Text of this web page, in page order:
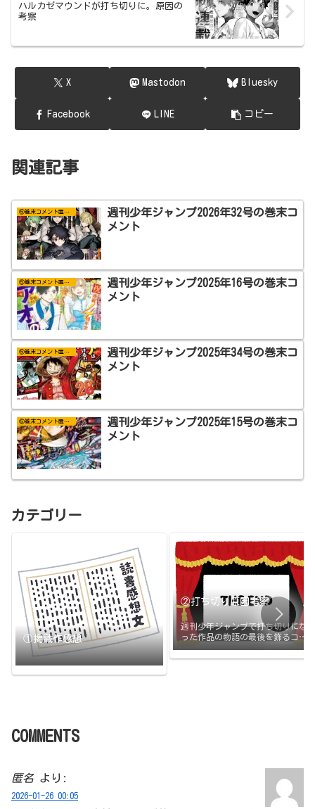
ハルカゼマウンドが打ち切りに。原因の
考察
X Mastodon Bluesky
Facebook LINE コピー
関連記事
⑤巻末コメント置き場
週刊少年ジャンプ2026年32号の巻末コ
メント
⑤巻末コメント置き場
週刊少年ジャンプ2025年16号の巻末コ
メント
⑤巻末コメント置き場
週刊少年ジャンプ2025年34号の巻末コ
メント
⑤巻末コメント置き場
週刊少年ジャンプ2025年15号の巻末コ
メント
カテゴリー
①掲載作感想
②打ち切り原因考察
週刊少年ジャンプで打ち切りにな
った作品の物語の最後を飾るコマ
打ち切られたその日に更新
COMMENTS
匿名 より:
2026-01-26 00:05